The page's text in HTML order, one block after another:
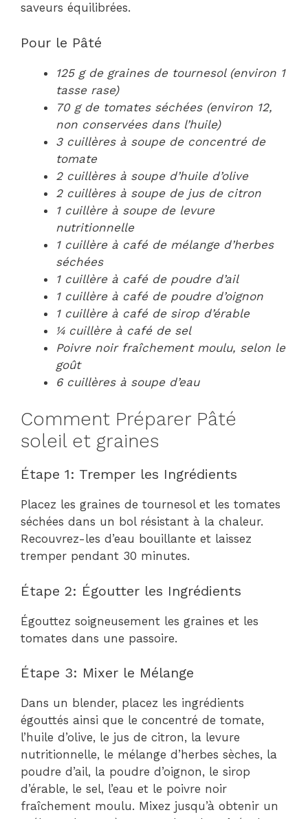
saveurs équilibrées.
Pour le Pâté
125 g de graines de tournesol (environ 1
tasse rase)
70 g de tomates séchées (environ 12,
non conservées dans l’huile)
3 cuillères à soupe de concentré de
tomate
2 cuillères à soupe d’huile d’olive
2 cuillères à soupe de jus de citron
1 cuillère à soupe de levure
nutritionnelle
1 cuillère à café de mélange d’herbes
séchées
1 cuillère à café de poudre d’ail
1 cuillère à café de poudre d’oignon
1 cuillère à café de sirop d’érable
¼ cuillère à café de sel
Poivre noir fraîchement moulu, selon le
goût
6 cuillères à soupe d’eau
Comment Préparer Pâté
soleil et graines
Étape 1: Tremper les Ingrédients
Placez les graines de tournesol et les tomates
séchées dans un bol résistant à la chaleur.
Recouvrez-les d’eau bouillante et laissez
tremper pendant 30 minutes.
Étape 2: Égoutter les Ingrédients
Égouttez soigneusement les graines et les
tomates dans une passoire.
Étape 3: Mixer le Mélange
Dans un blender, placez les ingrédients
égouttés ainsi que le concentré de tomate,
l’huile d’olive, le jus de citron, la levure
nutritionnelle, le mélange d’herbes sèches, la
poudre d’ail, la poudre d’oignon, le sirop
d’érable, le sel, l’eau et le poivre noir
fraîchement moulu. Mixez jusqu’à obtenir un